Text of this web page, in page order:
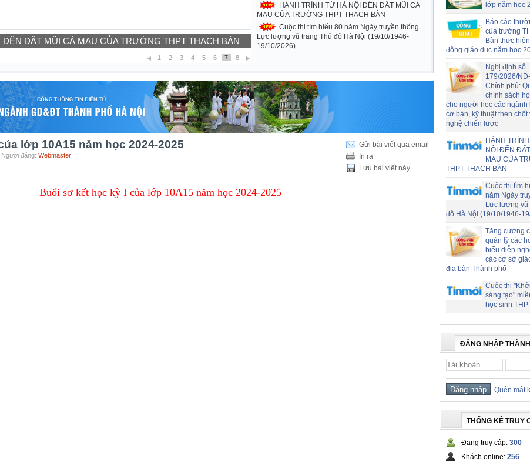
ĐẤT MŨI CÀ MAU CỦA TRƯỜNG THPT THẠCH BÀN
1 2 3 4 5 6 7 8
HÀNH TRÌNH TỪ HÀ NỘI ĐẾN ĐẤT MŨI CÀ
MAU CỦA TRƯỜNG THPT THẠCH BÀN
Cuộc thi tìm hiểu 80 năm Ngày truyền thống
Lực lượng vũ trang Thủ đô Hà Nội (19/10/1946-
19/10/2026)
Gửi bài viết qua email
In ra
Lưu bài viết này
lớp 10A15 năm học 2024-2025
đăng: Webmaster
Buổi sơ kết học kỳ I của lớp 10A15 năm học 2024-2025
lớp năm học
Báo cáo
của trường
Bàn thực
động giáo dục năm học
Nghị định số
179/2026/
Chính phủ:
chính sách
cho người học các ngành
cơ bản, kỹ thuật then chốt
nghệ chiến lược
HÀNH
NỘI ĐẾN
MAU CỦA
THPT THẠCH BÀN
Cuộc thi tìm
năm Ngày
Lực lượng vũ
đô Hà Nội (19/10/1946-
Tăng cường
quản lý các
biểu diễn
các cơ sở
địa bàn Thành phố
Cuộc thi
sáng tạo"
học sinh
ĐĂNG NHẬP
Quên mật
THỐNG KÊ TRUY
Đang truy cập: 300
Khách online: 256